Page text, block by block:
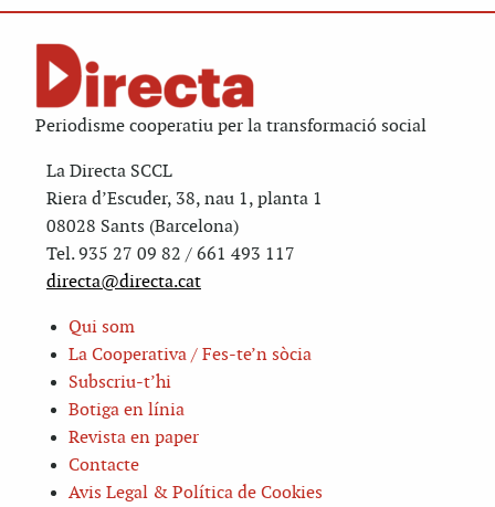
Periodisme cooperatiu per la transformació social
La Directa SCCL
Riera d’Escuder, 38, nau 1, planta 1
08028 Sants (Barcelona)
Tel. 935 27 09 82 / 661 493 117
directa@directa.cat
Qui som
La Cooperativa / Fes-te’n sòcia
Subscriu-t’hi
Botiga en línia
Revista en paper
Contacte
Avis Legal & Política de Cookies